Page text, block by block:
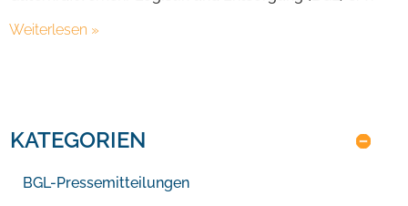
Weiterlesen »
KATEGORIEN
BGL-Pressemitteilungen